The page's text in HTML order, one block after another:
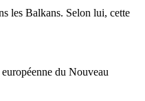
les Balkans. Selon lui, cette
du Nouveau